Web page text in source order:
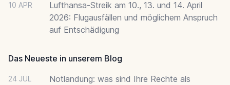
10 APR
Lufthansa-Streik am 10., 13. und 14. April
2026: Flugausfällen und möglichem Anspruch
auf Entschädigung
Das Neueste in unserem Blog
24 JUL
Notlandung: was sind Ihre Rechte als